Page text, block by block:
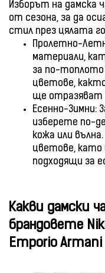
Изборът на дамска
от сезона, за да
стил през цялата
Пролетно-
материали,
за по-топлото
цветове,
ще отразяват
Есенно-Зимни:
изберете по-
кожа или
цветове, като
подходящи за
Какви дамски
брандовете
Emporio Armani